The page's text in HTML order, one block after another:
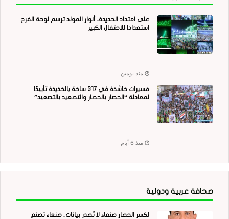
على امتداد الحديدة.. أنوار المولد ترسم لوحة الفرح
استعدادا للاحتفال الكبير
منذ يومين
مسيرات حاشدة في 317 ساحة بالحديدة تأييدًا
لمعادلة “الحصار بالحصار والتصعيد بالتصعيد”
منذ 6 أيام
صحافة عربية ودولية
لكسر الحصار صنعاء لا تُصدر بيانات.. صنعاء تصنع